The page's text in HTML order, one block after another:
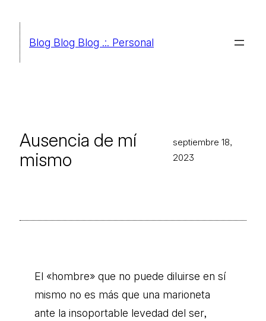
contenido
Blog Blog Blog .:. Personal
Ausencia de mí
mismo
septiembre 18,
2023
El «hombre» que no puede diluirse en sí
mismo no es más que una marioneta
ante la insoportable levedad del ser,